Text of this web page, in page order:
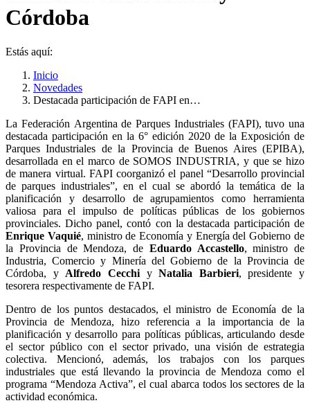
Córdoba
Estás aquí:
Inicio
Novedades
Destacada participación de FAPI en…
La Federación Argentina de Parques Industriales (FAPI), tuvo una
destacada participación en la 6° edición 2020 de la Exposición de
Parques Industriales de la Provincia de Buenos Aires (EPIBA),
desarrollada en el marco de SOMOS INDUSTRIA, y que se hizo
de manera virtual. FAPI coorganizó el panel “Desarrollo provincial
de parques industriales”, en el cual se abordó la temática de la
planificación y desarrollo de agrupamientos como herramienta
valiosa para el impulso de políticas públicas de los gobiernos
provinciales. Dicho panel, contó con la destacada participación de
Enrique Vaquié, ministro de Economía y Energía del Gobierno de
la Provincia de Mendoza, de Eduardo Accastello, ministro de
Industria, Comercio y Minería del Gobierno de la Provincia de
Córdoba, y Alfredo CecchiyNatalia Barbieri, presidente y
tesorera respectivamente de FAPI.
Dentro de los puntos destacados, el ministro de Economía de la
Provincia de Mendoza, hizo referencia a la importancia de la
planificación y desarrollo para políticas públicas, articulando desde
el sector público con el sector privado, una visión de estrategia
colectiva. Mencionó, además, los trabajos con los parques
industriales que está llevando la provincia de Mendoza como el
programa “Mendoza Activa”, el cual abarca todos los sectores de la
actividad económica.